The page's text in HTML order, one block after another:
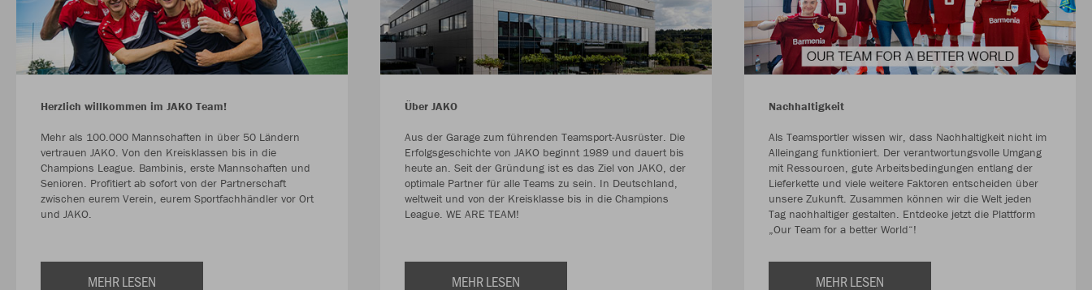
Herzlich willkommen im JAKO Team!
Mehr als 100.000 Mannschaften in über 50 Ländern
vertrauen JAKO. Von den Kreisklassen bis in die
Champions League. Bambinis, erste Mannschaften und
Senioren. Profitiert ab sofort von der Partnerschaft
zwischen eurem Verein, eurem Sportfachhändler vor Ort
und JAKO.
MEHR LESEN
Über JAKO
Aus der Garage zum führenden Teamsport-Ausrüster. Die
Erfolgsgeschichte von JAKO beginnt 1989 und dauert bis
heute an. Seit der Gründung ist es das Ziel von JAKO, der
optimale Partner für alle Teams zu sein. In Deutschland,
weltweit und von der Kreisklasse bis in die Champions
League. WE ARE TEAM!
MEHR LESEN
Nachhaltigkeit
Als Teamsportler wissen wir, dass Nachhaltigkeit nicht im
Alleingang funktioniert. Der verantwortungsvolle Umgang
mit Ressourcen, gute Arbeitsbedingungen entlang der
Lieferkette und viele weitere Faktoren entscheiden über
unsere Zukunft. Zusammen können wir die Welt jeden
Tag nachhaltiger gestalten. Entdecke jetzt die Plattform
„Our Team for a better World“!
MEHR LESEN